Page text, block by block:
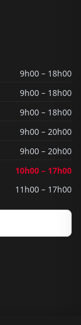
9h00 – 18h00
9h00 – 18h00
9h00 – 18h00
9h00 – 20h00
9h00 – 20h00
10h00 – 17h00
11h00 – 17h00